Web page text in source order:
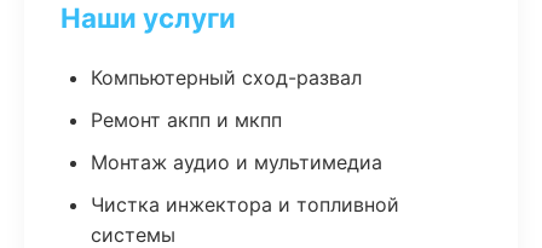
Наши услуги
Компьютерный сход-развал
Ремонт акпп и мкпп
Монтаж аудио и мультимедиа
Чистка инжектора и топливной
системы